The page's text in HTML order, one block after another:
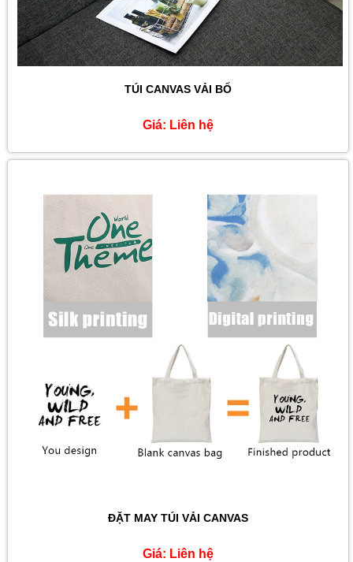
TÚI CANVAS VẢI BỐ
Giá: Liên hệ
ĐẶT MAY TÚI VẢI CANVAS
Giá: Liên hệ